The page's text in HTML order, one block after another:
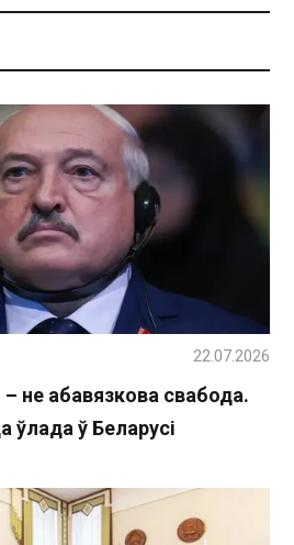
не абавязкова свабода.
ўлада ў Беларусі
22.07.2026